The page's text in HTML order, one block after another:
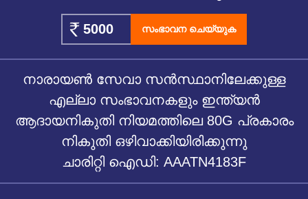
സംഭാവന ചെയ്യുക
നാരായൺ സേവാ സൻസ്ഥാനിലേക്കുള്ള
എല്ലാ സംഭാവനകളും ഇന്ത്യൻ
ആദായനികുതി നിയമത്തിലെ 80G പ്രകാരം
നികുതി ഒഴിവാക്കിയിരിക്കുന്നു
ചാരിറ്റി ഐഡി: AAATN4183F